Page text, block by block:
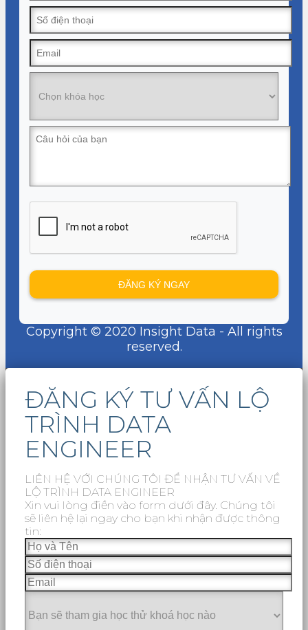
Copyright © 2020 Insight Data - All rights
reserved.
ĐĂNG KÝ TƯ VẤN LỘ
TRÌNH DATA
ENGINEER
LIÊN HỆ VỚI CHÚNG TÔI ĐỂ NHẬN TƯ VẤN VỀ
LỘ TRÌNH DATA ENGINEER
Xin vui lòng điền vào form dưới đây. Chúng tôi
sẽ liên hệ lại ngay cho bạn khi nhận được thông
tin: